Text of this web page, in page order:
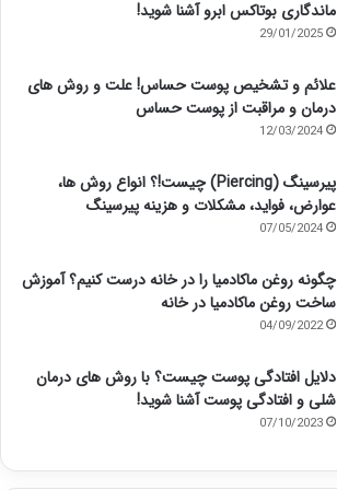
ماندگاری بوتاکس ابرو آشنا شوید!
29/01/2025
علائم و تشخیص پوست حساس! علت و روش های
درمان و مراقبت از پوست حساس
12/03/2024
پیرسینگ (Piercing) چیست!؟ انواع روش ها،
عوارض، فواید، مشکلات و هزینه پیرسینگ
07/05/2024
چگونه روغن ماکادمیا را در خانه درست کنیم؟ آموزش
ساخت روغن ماکادمیا در خانه
04/09/2022
دلایل افتادگی پوست چیست؟ با روش های درمان
شلی و افتادگی پوست آشنا شوید!
07/10/2023